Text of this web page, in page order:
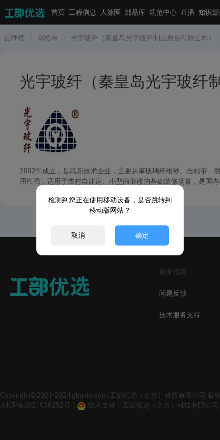
首页 工程信息 人脉圈 部品库 规范中心 直播 知识
品牌榜 网格布 光宇玻纤（秦皇岛光宇玻纤制品股份有限公司）
光宇玻纤（秦皇岛光宇玻纤
2002年成立，是高新技术企业，主要从事玻璃纤维纱、自粘带
用性强，适用于农村自建房、小型商业楼的基础装修场景，是国
服务指南
问题反馈
技术服务支持
Copyright©2021-2024 gbuvip.com 工部优选（北京）科技有限公司 版
京ICP备2021030252号-1
技术支持：工部优选（北京）科技有限公司
检测到您正在使用移动设备，是否跳转到
移动版网站？
取消 确定